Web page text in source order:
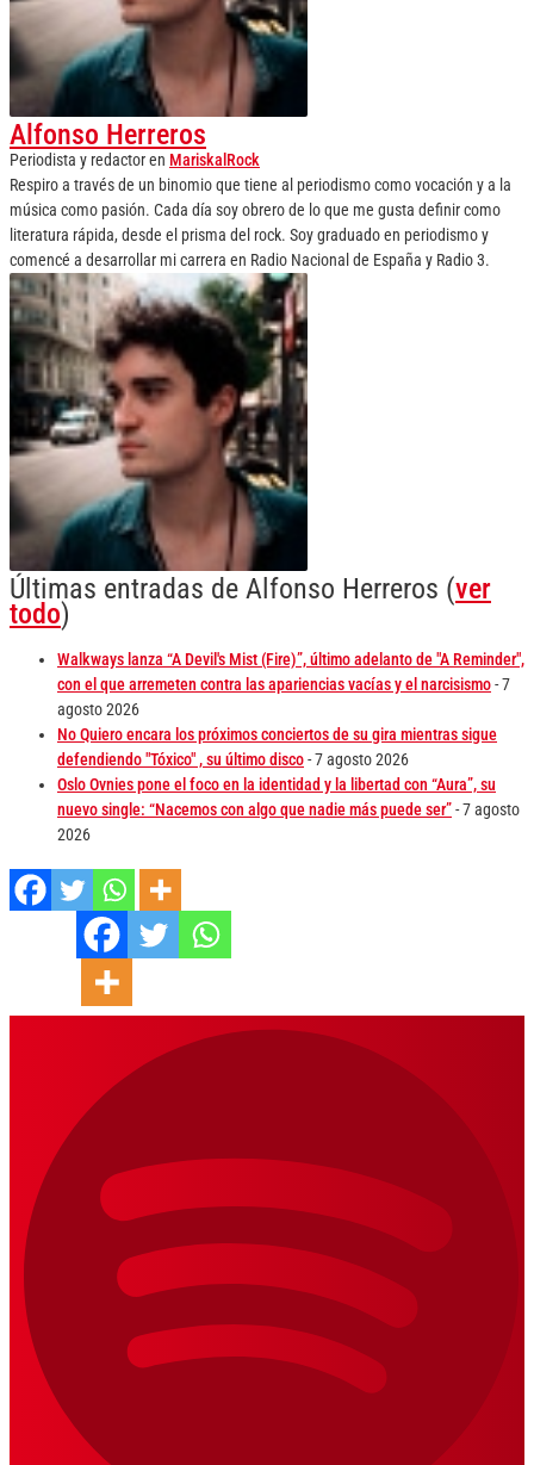
Alfonso Herreros
Periodista y redactoren MariskalRock
Respiro a través de un binomio que tiene al periodismo como vocación y a la
música como pasión. Cada día soy obrero de lo que me gusta definir como
literatura rápida, desde el prisma del rock. Soy graduado en periodismo y
comencé a desarrollar mi carrera en Radio Nacional de España y Radio 3.
Últimas entradas de Alfonso Herreros (ver
todo)
Walkways lanza “A Devil's Mist (Fire)”, último adelanto de "A Reminder",
con el que arremeten contra las apariencias vacías y el narcisismo- 7
agosto 2026
No Quiero encara los próximos conciertos de su gira mientras sigue
defendiendo "Tóxico" , su último disco- 7 agosto 2026
Oslo Ovnies pone el foco en la identidad y la libertad con “Aura”, su
nuevo single: “Nacemos con algo que nadie más puede ser”- 7 agosto
2026